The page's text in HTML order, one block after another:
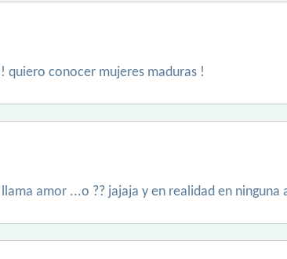
conocer mujeres maduras !
amor ...o ?? jajaja y en realidad en ninguna